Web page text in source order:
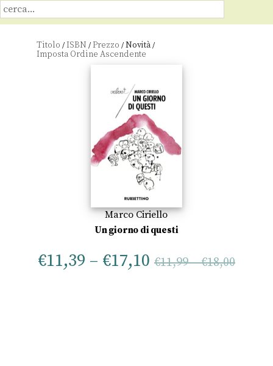
Titolo /ISBN /Prezzo /Novità/
Marco Ciriello
Un giorno di questi
€11,39 – €17,10 €11,99–€18,00